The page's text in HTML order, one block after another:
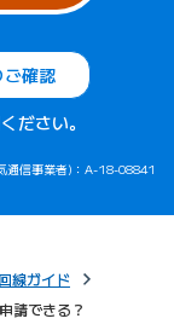
ご確認
ださい。
通信事業者)：A-18-08841
線ガイド
請できる？